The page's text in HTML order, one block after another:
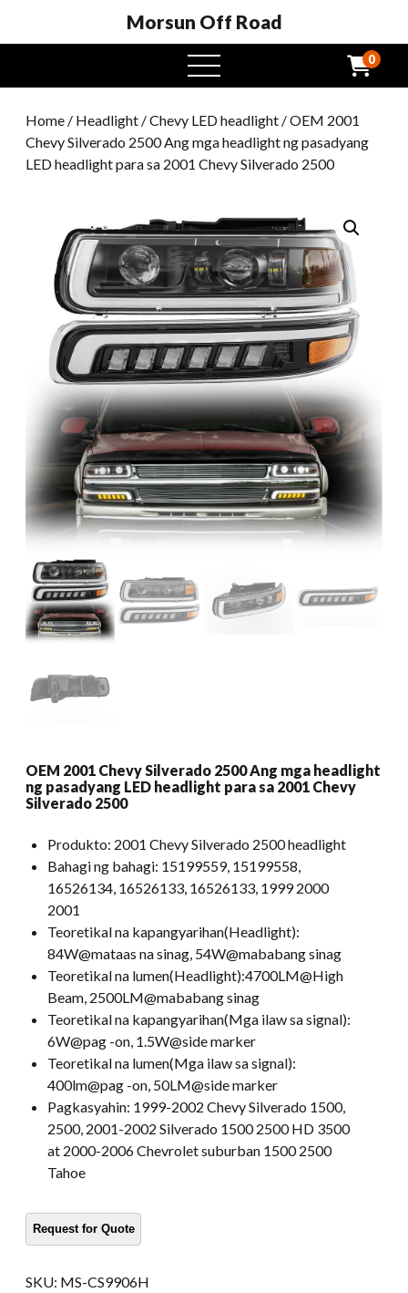
Morsun Off Road
Buksan
ang
0
Home / Headlight /Chevy LED headlight / OEM 2001
Chevy Silverado 2500 Ang mga headlight ng pasadyang
LED headlight para sa 2001 Chevy Silverado 2500
OEM 2001 Chevy Silverado 2500 Ang mga headlight
ng pasadyang LED headlight para sa 2001 Chevy
Silverado 2500
Produkto: 2001 Chevy Silverado 2500 headlight
Bahagi ng bahagi: 15199559, 15199558,
16526134, 16526133, 16526133, 1999 2000
2001
Teoretikal na kapangyarihan(Headlight):
84W@mataas na sinag, 54W@mababang sinag
Teoretikal na lumen(Headlight):4700LM@High
Beam, 2500LM@mababang sinag
Teoretikal na kapangyarihan(Mga ilaw sa signal):
6W@pag -on, 1.5W@side marker
Teoretikal na lumen(Mga ilaw sa signal):
400lm@pag -on, 50LM@side marker
Pagkasyahin: 1999-2002 Chevy Silverado 1500,
2500, 2001-2002 Silverado 1500 2500 HD 3500
at 2000-2006 Chevrolet suburban 1500 2500
Tahoe
SKU: MS-CS9906H